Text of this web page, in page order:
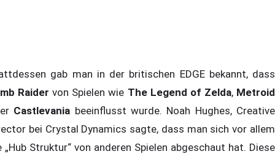
gab man in der britischen EDGE bekannt, dass
Raider von Spielen wie The Legend of Zelda, Metroid
Castlevania beeinflusst wurde. Noah Hughes, Creative
bei Crystal Dynamics sagte, dass man sich vor allem
„Hub Struktur“ von anderen Spielen abgeschaut hat. Diese